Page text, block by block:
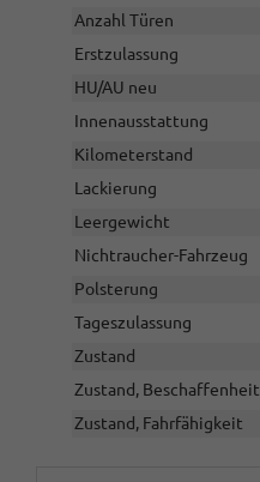
Anzahl Türen
Erstzulassung
HU/AU neu
Innenausstattung
Kilometerstand
Lackierung
Leergewicht
Nichtraucher-Fahrzeug
Polsterung
Tageszulassung
Zustand
Zustand, Beschaffenheit
Zustand, Fahrfähigkeit